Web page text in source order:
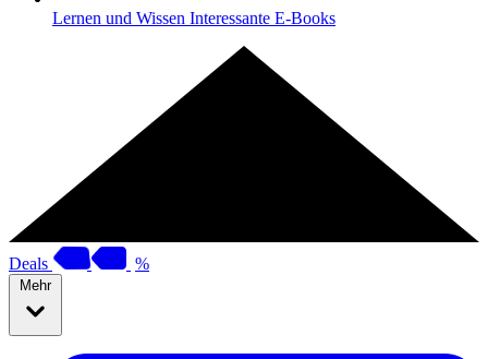
Lernen und Wissen Interessante E-Books
Deals %
Mehr